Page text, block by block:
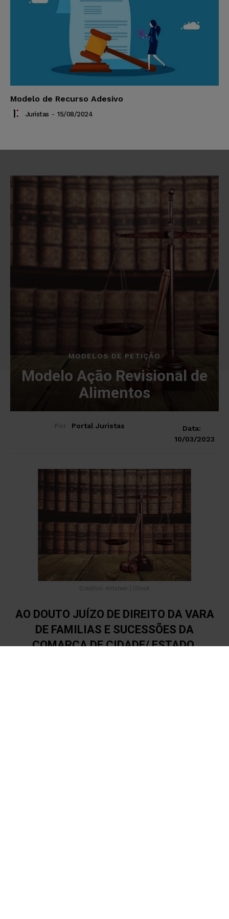
Modelo de Recurso Adesivo
Juristas - 15/08/2024